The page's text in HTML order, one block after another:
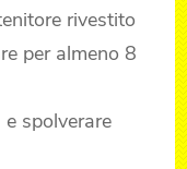
rivestito
per almeno 8
spolverare